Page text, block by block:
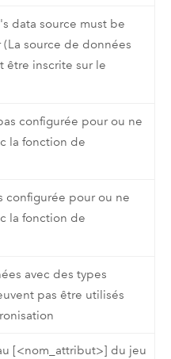
data source must be
source de données
être inscrite sur le
configurée pour ou ne
la fonction de
configurée pour ou ne
la fonction de
avec des types
pas être utilisés
[<nom_attribut>] du jeu